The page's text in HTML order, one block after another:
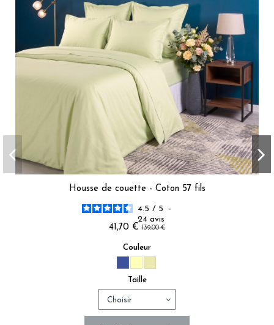
Housse de couette - Coton 57 fils
4.5 / 5
-
24 avis
41,70 €139,00 €
Couleur
Taille